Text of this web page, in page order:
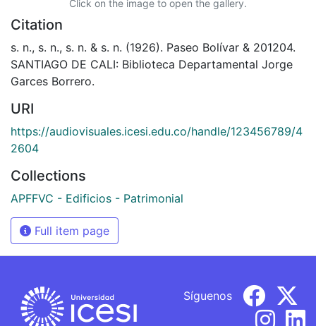
Click on the image to open the gallery.
Citation
s. n., s. n., s. n. & s. n. (1926). Paseo Bolívar & 201204.
SANTIAGO DE CALI: Biblioteca Departamental Jorge
Garces Borrero.
URI
https://audiovisuales.icesi.edu.co/handle/123456789/4
2604
Collections
APFFVC - Edificios - Patrimonial
Full item page
Síguenos